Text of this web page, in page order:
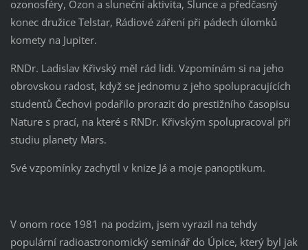
ozonosféry, Ozon a sluneční aktivita, Slunce a předčasný
konec družice Telstar, Rádiové záření při pádech úlomků
komety na Jupiter.
RNDr. Ladislav Křivský měl rád lidi. Vzpomínám si na jeho
obrovskou radost, když se jednomu z jeho spolupracujících
studentů Čechovi podařilo prorazit do prestižního časopisu
Nature s prací, na které s RNDr. Křivským spolupracoval při
studiu planety Mars.
Své vzpomínky zachytil v knize Já a moje panoptikum.
V onom roce 1981 na podzim, jsem vyrazil na tehdy
populární radioastronomický seminář do Úpice, který byl jak